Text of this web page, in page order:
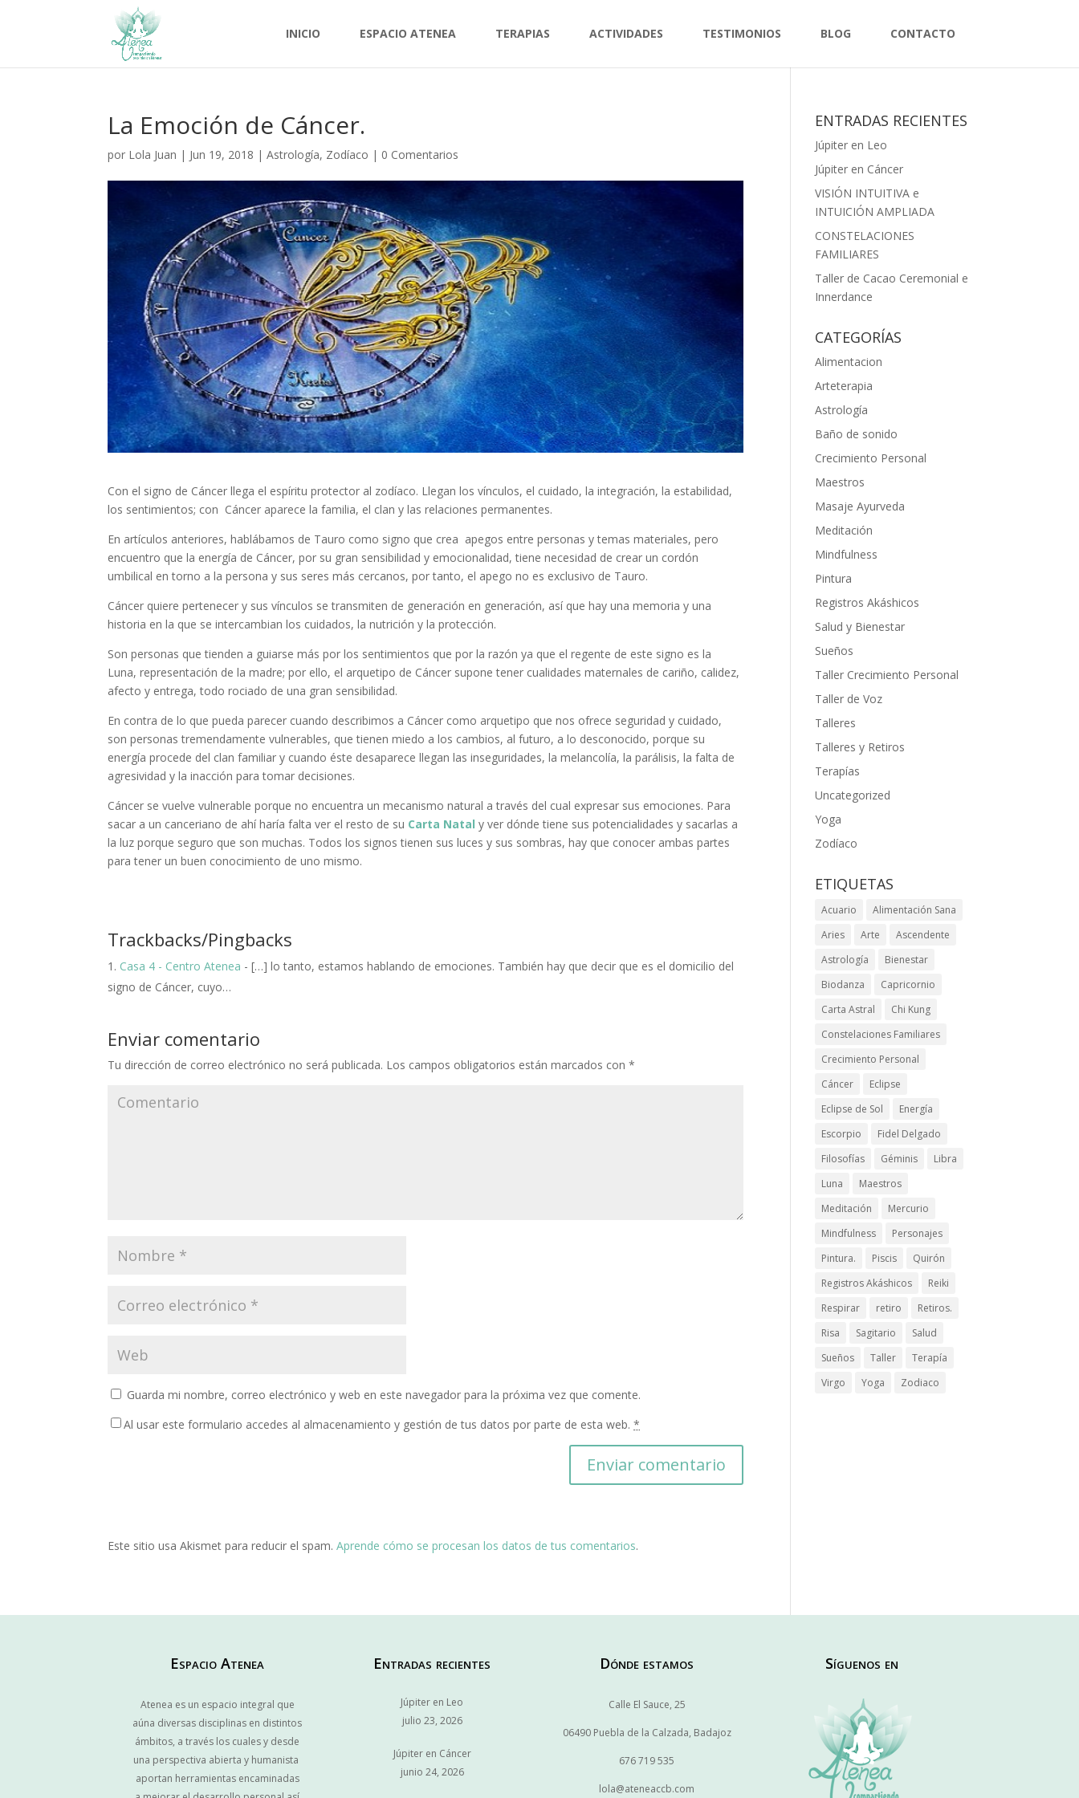
INICIO ESPACIO ATENEA TERAPIAS ACTIVIDADES TESTIMONIOS BLOG CONTACTO
La Emoción de Cáncer.
por Lola Juan | Jun 19, 2018 |Astrología, Zodíaco | 0 Comentarios
Con el signo de Cáncer llega el espíritu protector al zodíaco. Llegan los vínculos, el cuidado, la integración, la estabilidad,
los sentimientos; con Cáncer aparece la familia, el clan y las relaciones permanentes.
En artículos anteriores, hablábamos de Tauro como signo que crea apegos entre personas y temas materiales, pero
encuentro que la energía de Cáncer, por su gran sensibilidad y emocionalidad, tiene necesidad de crear un cordón
umbilical en torno a la persona y sus seres más cercanos, por tanto, el apego no es exclusivo de Tauro.
Cáncer quiere pertenecer y sus vínculos se transmiten de generación en generación, así que hay una memoria y una
historia en la que se intercambian los cuidados, la nutrición y la protección.
Son personas que tienden a guiarse más por los sentimientos que por la razón ya que el regente de este signo es la
Luna, representación de la madre; por ello, el arquetipo de Cáncer supone tener cualidades maternales de cariño, calidez,
afecto y entrega, todo rociado de una gran sensibilidad.
En contra de lo que pueda parecer cuando describimos a Cáncer como arquetipo que nos ofrece seguridad y cuidado,
son personas tremendamente vulnerables, que tienen miedo a los cambios, al futuro, a lo desconocido, porque su
energía procede del clan familiar y cuando éste desaparece llegan las inseguridades, la melancolía, la parálisis, la falta de
agresividad y la inacción para tomar decisiones.
Cáncer se vuelve vulnerable porque no encuentra un mecanismo natural a través del cual expresar sus emociones. Para
sacar a un canceriano de ahí haría falta ver el resto de su Carta Natal y ver dónde tiene sus potencialidades y sacarlas a
la luz porque seguro que son muchas. Todos los signos tienen sus luces y sus sombras, hay que conocer ambas partes
para tener un buen conocimiento de uno mismo.
Trackbacks/Pingbacks
Casa 4 - Centro Atenea - […] lo tanto, estamos hablando de emociones. También hay que decir que es el domicilio del
signo de Cáncer, cuyo…
Enviar comentario
Tu dirección de correo electrónico no será publicada. Los campos obligatorios están marcados con*
Guarda mi nombre, correo electrónico y web en este navegador para la próxima vez que comente.
Al usar este formulario accedes al almacenamiento y gestión de tus datos por parte de esta web.*
Este sitio usa Akismet para reducir el spam.Aprende cómo se procesan los datos de tus comentarios.
ENTRADAS RECIENTES
Júpiter en Leo
Júpiter en Cáncer
VISIÓN INTUITIVA e
INTUICIÓN AMPLIADA
CONSTELACIONES
FAMILIARES
Taller de Cacao Ceremonial e
Innerdance
CATEGORÍAS
Alimentacion
Arteterapia
Astrología
Baño de sonido
Crecimiento Personal
Maestros
Masaje Ayurveda
Meditación
Mindfulness
Pintura
Registros Akáshicos
Salud y Bienestar
Sueños
Taller Crecimiento Personal
Taller de Voz
Talleres
Talleres y Retiros
Terapías
Uncategorized
Yoga
Zodíaco
ETIQUETAS
Acuario
Alimentación Sana
Aries
Arte
Ascendente
Astrología
Bienestar
Biodanza
Capricornio
Carta Astral
Chi Kung
Constelaciones Familiares
Crecimiento Personal
Cáncer
Eclipse
Eclipse de Sol
Energía
Escorpio
Fidel Delgado
Filosofías
Géminis
Libra
Luna
Maestros
Meditación
Mercurio
Mindfulness
Personajes
Pintura.
Piscis
Quirón
Registros Akáshicos
Reiki
Respirar
retiro
Retiros.
Risa
Sagitario
Salud
Sueños
Taller
Terapía
Virgo
Yoga Zodiaco
Espacio Atenea
Atenea es un espacio integral que
aúna diversas disciplinas en distintos
ámbitos, a través los cuales y desde
una perspectiva abierta y humanista
aportan herramientas encaminadas
Entradas recientes
Júpiter en Leo
julio 23, 2026
Júpiter en Cáncer
junio 24, 2026
Dónde estamos
Calle El Sauce, 25
06490 Puebla de la Calzada, Badajoz
676 719 535
lola@ateneaccb.com
Síguenos en